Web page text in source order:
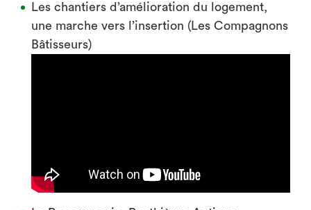
Les chantiers d’amélioration du logement,
une marche vers l’insertion (Les Compagnons
Bâtisseurs)